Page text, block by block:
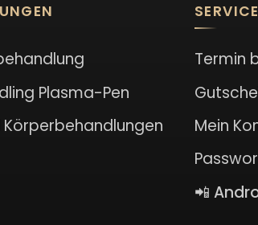
Plasma-Pen
Körperbehandlungen
SERVICE
Termin
Mein
📲